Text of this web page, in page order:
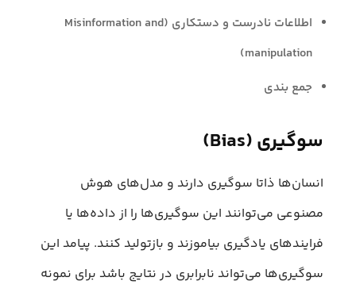
اطلاعات نادرست و دستکاری (Misinformation and
manipulation)
جمع بندی
سوگیری (Bias)
انسان‌ها ذاتا سوگیری دارند و مدل‌های هوش
مصنوعی می‌توانند این سوگیری‌ها را از داده‌ها یا
فرایندهای یادگیری بیاموزند و بازتولید کنند. پیامد این
سوگیری‌ها می‌تواند نابرابری در نتایج باشد برای نمونه